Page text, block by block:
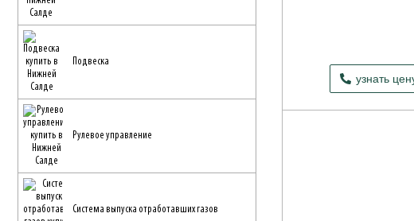
Подвеска
Рулевое управление
Система выпуска отработавших газов
узнать